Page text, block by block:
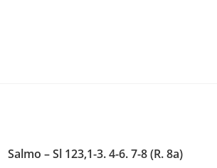
Salmo – Sl 123,1-3. 4-6. 7-8 (R. 8a)